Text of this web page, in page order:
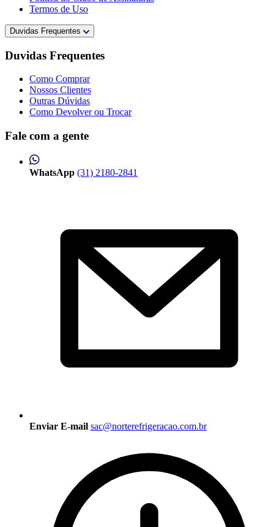
Termos de Uso
Duvidas Frequentes
Duvidas Frequentes
Como Comprar
Nossos Clientes
Outras Dúvidas
Como Devolver ou Trocar
Fale com a gente
WhatsApp (31) 2180-2841
Enviar E-mail sac@norterefrigeracao.com.br